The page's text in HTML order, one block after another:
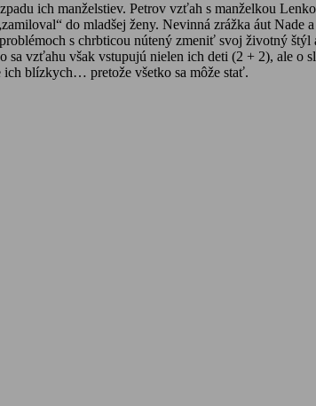
ich manželstiev. Petrov vzťah s manželkou
do mladšej ženy. Nevinná zrážka áut Nade
s chrbticou nútený zmeniť svoj životný
vzťahu však vstupujú nielen ich deti (2 + 2), ale
blízkych… pretože všetko sa môže stať.